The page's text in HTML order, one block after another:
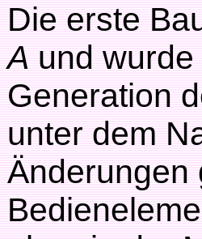
Die erste
Aund
Generation
unter dem
Änderungen